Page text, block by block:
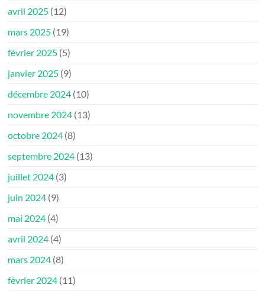
avril 2025 (12)
mars 2025 (19)
février 2025 (5)
janvier 2025 (9)
décembre 2024 (10)
novembre 2024 (13)
octobre 2024 (8)
septembre 2024 (13)
juillet 2024 (3)
juin 2024 (9)
mai 2024 (4)
avril 2024 (4)
mars 2024 (8)
février 2024 (11)